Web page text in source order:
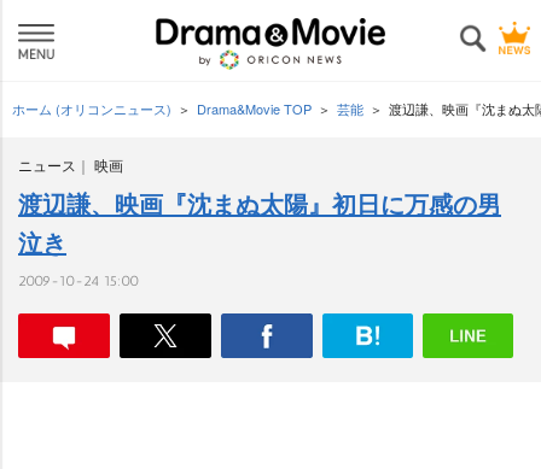
ホーム (オリコンニュース) Drama&Movie TOP 芸能 渡辺謙、映画『沈まぬ
ニュース 映画
渡辺謙、映画『沈まぬ太陽』初日に万感の男
泣き
2009-10-24 15:00